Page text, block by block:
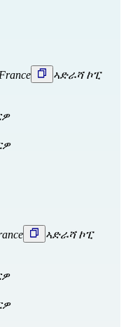
ኣድራሻ ኮፒ
ኣድራሻ ኮፒ